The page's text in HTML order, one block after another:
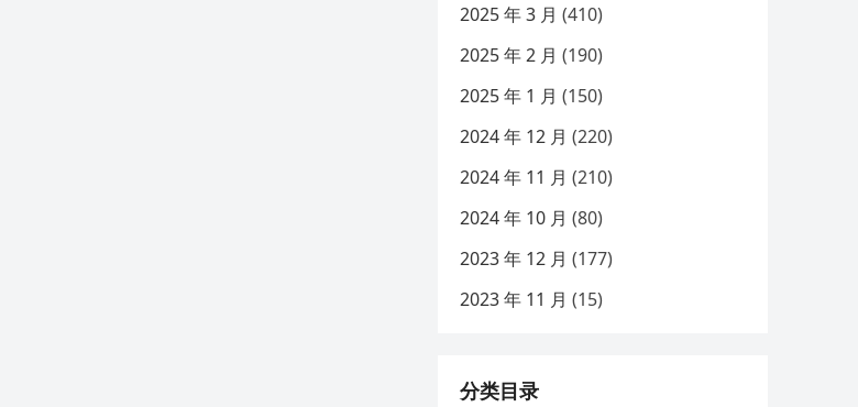
2025 年 3 月 (410)
2025 年 2 月 (190)
2025 年 1 月 (150)
2024 年 12 月 (220)
2024 年 11 月 (210)
2024 年 10 月 (80)
2023 年 12 月 (177)
2023 年 11 月 (15)
分类目录